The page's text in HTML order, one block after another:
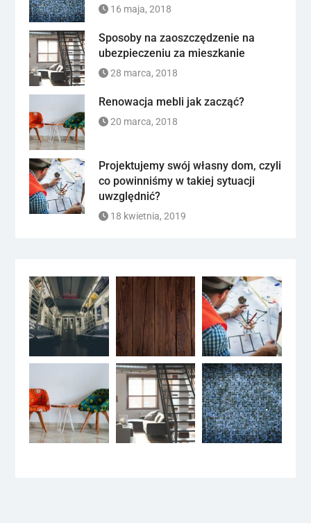
16 maja, 2018
Sposoby na zaoszczędzenie na
ubezpieczeniu za mieszkanie
28 marca, 2018
Renowacja mebli jak zacząć?
20 marca, 2018
Projektujemy swój własny dom, czyli
co powinniśmy w takiej sytuacji
uwzględnić?
18 kwietnia, 2019